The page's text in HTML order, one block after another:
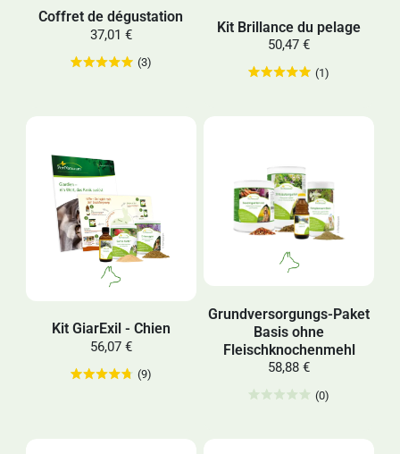
Coffret de dégustation
37,01 €
(3)
Kit Brillance du pelage
50,47 €
(1)
Kit GiarExil - Chien
56,07 €
(9)
Grundversorgungs-Paket
Basis ohne
Fleischknochenmehl
58,88 €
(0)